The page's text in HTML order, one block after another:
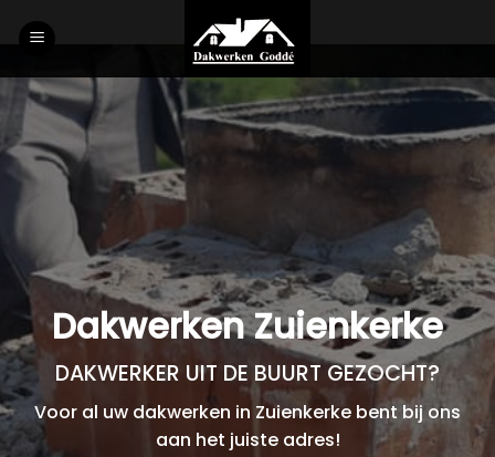
to
Dakwerken Zuienkerke
DAKWERKER UIT DE BUURT GEZOCHT?
Voor al uw dakwerken in Zuienkerke bent bij ons
aan het juiste adres!